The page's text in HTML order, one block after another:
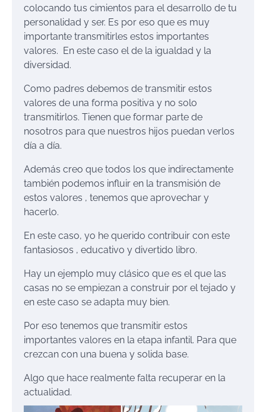
colocando tus cimientos para el desarrollo de tu
personalidad y ser. Es por eso que es muy
importante transmitirles estos importantes
valores. En este caso el de la igualdad y la
diversidad.
Como padres debemos de transmitir estos
valores de una forma positiva y no solo
transmitirlos. Tienen que formar parte de
nosotros para que nuestros hijos puedan verlos
día a día.
Además creo que todos los que indirectamente
también podemos influir en la transmisión de
estos valores , tenemos que aprovechar y
hacerlo.
En este caso, yo he querido contribuir con este
fantasiosos , educativo y divertido libro.
Hay un ejemplo muy clásico que es el que las
casas no se empiezan a construir por el tejado y
en este caso se adapta muy bien.
Por eso tenemos que transmitir estos
importantes valores en la etapa infantil. Para que
crezcan con una buena y solida base.
Algo que hace realmente falta recuperar en la
actualidad.